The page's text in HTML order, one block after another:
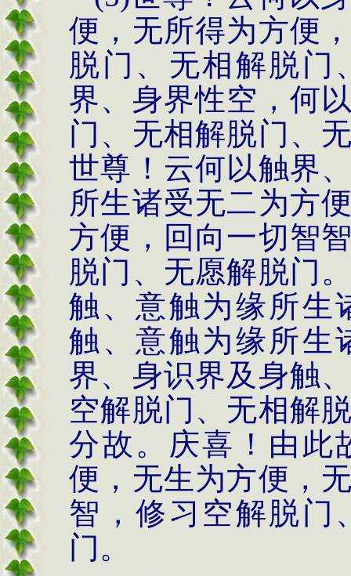
便，无所得为方便
脱门、无相解脱门
界、身界性空，何
门、无相解脱门、
世尊！云何以触界
所生诸受无二为方
方便，回向一切智
脱门、无愿解脱门
触、意触为缘所生
触、意触为缘所生
界、身识界及身触
空解脱门、无相解
分故。庆喜！由此
便，无生为方便，
智，修习空解脱门
门。